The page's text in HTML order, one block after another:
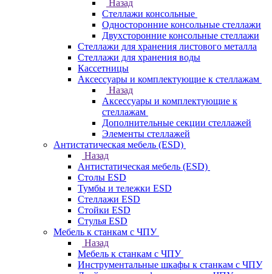
Назад
Стеллажи консольные
Односторонние консольные стеллажи
Двухсторонние консольные стеллажи
Стеллажи для хранения листового металла
Стеллажи для хранения воды
Кассетницы
Аксесcуары и комплектующие к стеллажам
Назад
Аксесcуары и комплектующие к
стеллажам
Дополнительные секции стеллажей
Элементы стеллажей
Антистатическая мебель (ESD)
Назад
Антистатическая мебель (ESD)
Столы ESD
Тумбы и тележки ESD
Стеллажи ESD
Стойки ESD
Стулья ESD
Мебель к станкам с ЧПУ
Назад
Мебель к станкам с ЧПУ
Инструментальные шкафы к станкам с ЧПУ